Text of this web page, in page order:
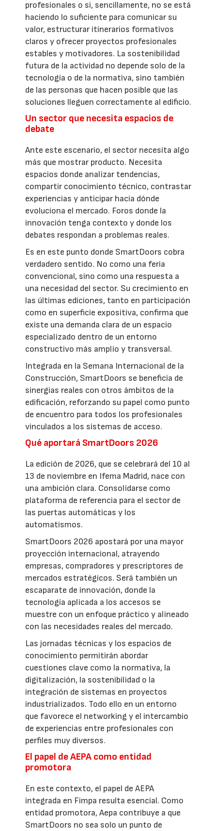
profesionales o si, sencillamente, no se está
haciendo lo suficiente para comunicar su
valor, estructurar itinerarios formativos
claros y ofrecer proyectos profesionales
estables y motivadores. La sostenibilidad
futura de la actividad no depende solo de la
tecnología o de la normativa, sino también
de las personas que hacen posible que las
soluciones lleguen correctamente al edificio.
Un sector que necesita espacios de
debate
Ante este escenario, el sector necesita algo
más que mostrar producto. Necesita
espacios donde analizar tendencias,
compartir conocimiento técnico, contrastar
experiencias y anticipar hacia dónde
evoluciona el mercado. Foros donde la
innovación tenga contexto y donde los
debates respondan a problemas reales.
Es en este punto donde SmartDoors cobra
verdadero sentido. No como una feria
convencional, sino como una respuesta a
una necesidad del sector. Su crecimiento en
las últimas ediciones, tanto en participación
como en superficie expositiva, confirma que
existe una demanda clara de un espacio
especializado dentro de un entorno
constructivo más amplio y transversal.
Integrada en la Semana Internacional de la
Construcción, SmartDoors se beneficia de
sinergias reales con otros ámbitos de la
edificación, reforzando su papel como punto
de encuentro para todos los profesionales
vinculados a los sistemas de acceso.
Qué aportará SmartDoors 2026
La edición de 2026, que se celebrará del 10 al
13 de noviembre en Ifema Madrid, nace con
una ambición clara. Consolidarse como
plataforma de referencia para el sector de
las puertas automáticas y los
automatismos.
SmartDoors 2026 apostará por una mayor
proyección internacional, atrayendo
empresas, compradores y prescriptores de
mercados estratégicos. Será también un
escaparate de innovación, donde la
tecnología aplicada a los accesos se
muestre con un enfoque práctico y alineado
con las necesidades reales del mercado.
Las jornadas técnicas y los espacios de
conocimiento permitirán abordar
cuestiones clave como la normativa, la
digitalización, la sostenibilidad o la
integración de sistemas en proyectos
industrializados. Todo ello en un entorno
que favorece el networking y el intercambio
de experiencias entre profesionales con
perfiles muy diversos.
El papel de AEPA como entidad
promotora
En este contexto, el papel de AEPA
integrada en Fimpa resulta esencial. Como
entidad promotora, Aepa contribuye a que
SmartDoors no sea solo un punto de